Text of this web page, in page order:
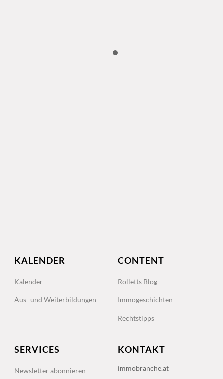
KALENDER
Kalender
Aus- und Weiterbildungen
CONTENT
Rolletts Blog
Immogeschichten
Rechtstipps
SERVICES
Newsletter abonnieren
KONTAKT
immobranche.at